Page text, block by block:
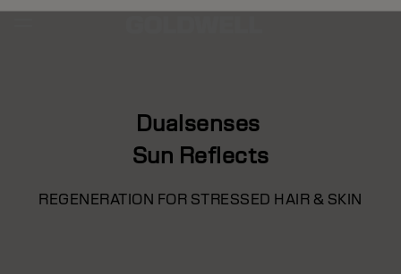
Dualsenses
Sun Reflects
REGENERATION FOR STRESSED HAIR & SKIN